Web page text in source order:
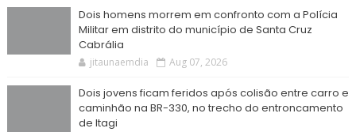
Dois homens morrem em confronto com a Polícia
Militar em distrito do município de Santa Cruz
Cabrália
jitaunaemdia Aug 07, 2026
Dois jovens ficam feridos após colisão entre carro e
caminhão na BR-330, no trecho do entroncamento
de Itagi